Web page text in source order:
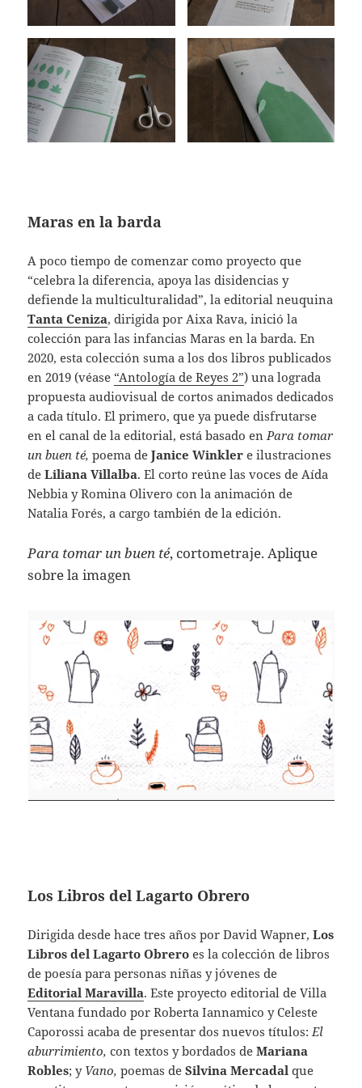
Maras en la barda
A poco tiempo de comenzar como proyecto que
“celebra la diferencia, apoya las disidencias y
defiende la multiculturalidad”, la editorial neuquina
Tanta Ceniza, dirigida por Aixa Rava, inició la
colección para las infancias Maras en la barda. En
2020, esta colección suma a los dos libros publicados
en 2019 (véase “Antología de Reyes 2”) una lograda
propuesta audiovisual de cortos animados dedicados
a cada título. El primero, que ya puede disfrutarse
en el canal de la editorial, está basado en Para tomar
un buen té, poema deJanice Winkler e ilustraciones
deLiliana Villalba. El corto reúne las voces de Aída
Nebbia y Romina Olivero con la animación de
Natalia Forés, a cargo también de la edición.
Para tomar un buen té, cortometraje. Aplique
sobre la imagen
Los Libros del Lagarto Obrero
Dirigida desde hace tres años por David Wapner,Los
Libros del Lagarto Obrero es la colección de libros
de poesía para personas niñas y jóvenes de
Editorial Maravilla. Este proyecto editorial de Villa
Ventana fundado por Roberta Iannamico y Celeste
Caporossi acaba de presentar dos nuevos títulos: El
aburrimiento, con textos y bordados deMariana
Robles; y Vano,poemas deSilvina Mercadal que